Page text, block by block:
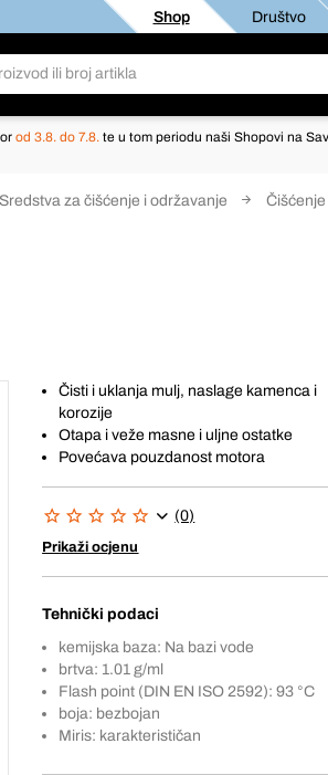
Shop Društvo
od 3.8. do 7.8. te u tom periodu naši Shopovi na
Sredstva za čišćenje i održavanje
Čisti i uklanja mulj, naslage kamenca i
korozije
Otapa i veže masne i uljne ostatke
Povećava pouzdanost motora
(0)
Prikaži ocjenu
Tehnički podaci
kemijska baza: Na bazi vode
brtva: 1.01 g/ml
Flash point (DIN EN ISO 2592): 93 °C
boja: bezbojan
Miris: karakterističan